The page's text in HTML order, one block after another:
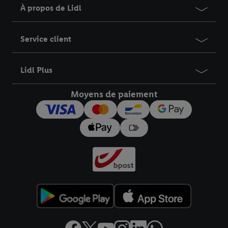
À propos de Lidl
Service client
Lidl Plus
Moyens de paiement